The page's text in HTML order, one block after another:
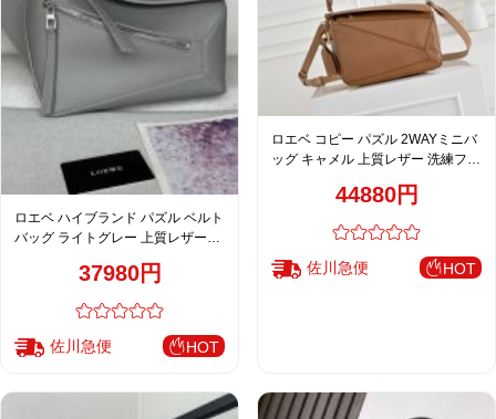
ロエベ ハイブランド パズル ベルト
バッグ ライトグレー 上質レザーミ
37980円
佐川急便 HOT
ロエベ コピー パズル 2WAYミニバ
ッグ キャメル 上質レザー 洗練フォ
44880円
佐川急便 HOT